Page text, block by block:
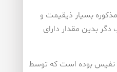
بسيار ذيقيمت و
بدين مقدار داراى
و نفيس بوده است كه توسط